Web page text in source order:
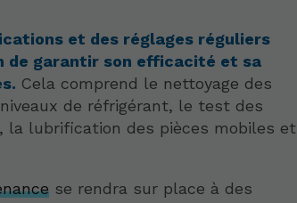
et des réglages réguliers
de garantir son efficacité et sa
Cela comprend le nettoyage des
de réfrigérant, le test des
la lubrification des pièces mobiles et
se rendra sur place à des